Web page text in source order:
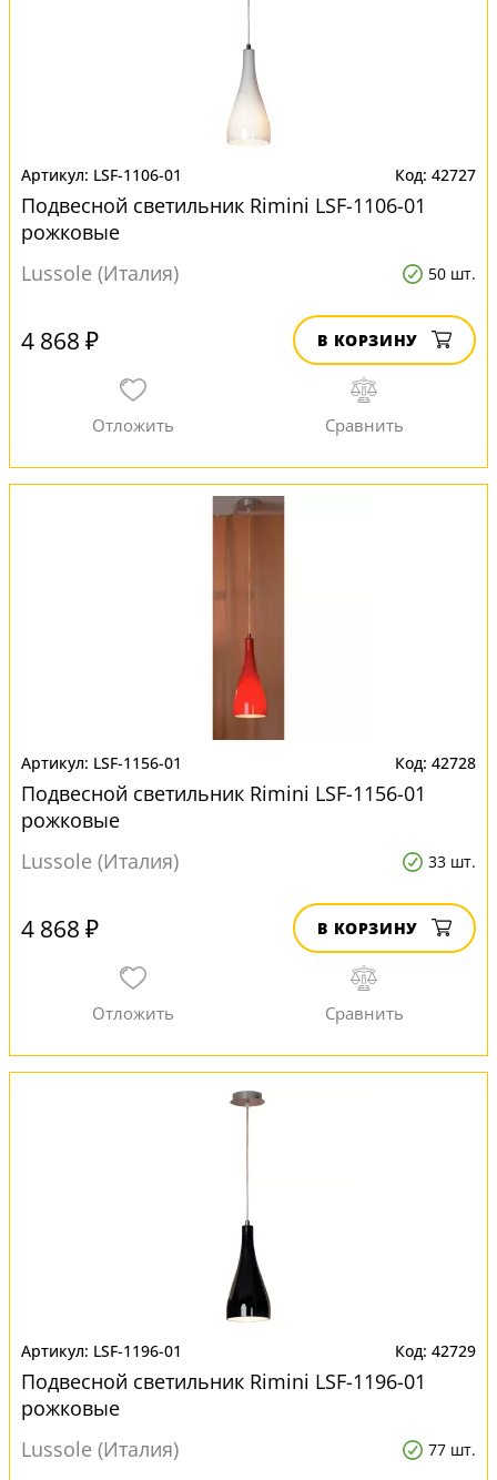
LSF-1106-01 42727
Подвесной светильник Rimini LSF-1106-01
рожковые
Lussole (Италия)
50 шт.
4 868 ₽ В КОРЗИНУ
LSF-1156-01 42728
Подвесной светильник Rimini LSF-1156-01
рожковые
Lussole (Италия)
33 шт.
4 868 ₽ В КОРЗИНУ
LSF-1196-01 42729
Подвесной светильник Rimini LSF-1196-01
рожковые
Lussole (Италия)
77 шт.